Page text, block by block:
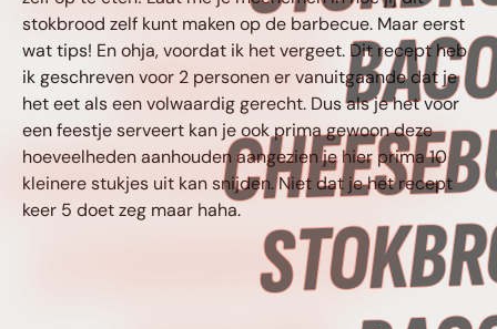
BACON
STOKBROOD •
stokbrood zelf kunt maken op de barbecue. Maar eerst
wat tips! En ohja, voordat ik het vergeet. Dit recept heb
ik geschreven voor 2 personen er vanuitgaande dat je
het eet als een volwaardig gerecht. Dus als je het voor
een feestje serveert kan je ook prima gewoon deze
hoeveelheden aanhouden aangezien je hier prima 10
kleinere stukjes uit kan snijden. Niet dat je het recept
keer 5 doet zeg maar haha.